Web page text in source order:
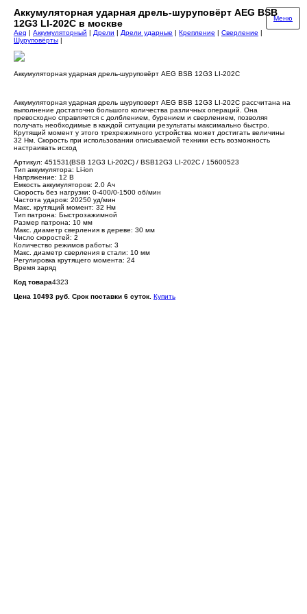
Аккумуляторная ударная дрель-шуруповёрт AEG BSB
12G3 LI-202C в москве
Меню
Aeg | Аккумуляторный | Дрели | Дрели ударные | Крепление | Сверление |
Шуруповёрты |
Аккумуляторная ударная дрель-шуруповёрт AEG BSB 12G3 LI-202C
Аккумуляторная ударная дрель шуруповерт AEG BSB 12G3 LI-202C рассчитана на
выполнение достаточно большого количества различных операций. Она
превосходно справляется с долблением, бурением и сверлением, позволяя
получать необходимые в каждой ситуации результаты максимально быстро.
Крутящий момент у этого трехрежимного устройства может достигать величины
32 Нм. Скорость при использовании описываемой техники есть возможность
настраивать исход
Артикул: 451531(BSB 12G3 Li-202C) / BSB12G3 LI-202C / 15600523
Тип аккумулятора: Li-ion
Напряжение: 12 В
Емкость аккумуляторов: 2.0 Ач
Скорость без нагрузки: 0-400/0-1500 об/мин
Частота ударов: 20250 уд/мин
Макс. крутящий момент: 32 Нм
Тип патрона: Быстрозажимной
Размер патрона: 10 мм
Макс. диаметр сверления в дереве: 30 мм
Число скоростей: 2
Количество режимов работы: 3
Макс. диаметр сверления в стали: 10 мм
Регулировка крутящего момента: 24
Время заряд
Код товара4323
Цена 10493 руб. Срок поставки 6 суток. Купить